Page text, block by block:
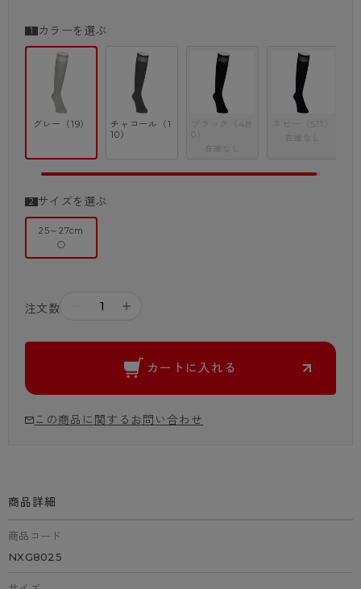
カラーを選ぶ
グレー（19）
チャコール（1
10）
ブラック（48
在庫なし
ネビー（511）
在庫なし
サイズを選ぶ
25～27cm
○
注文数 ＋
カートに入れる
この商品に関するお問い合わせ
商品詳細
商品コード
NXG8025